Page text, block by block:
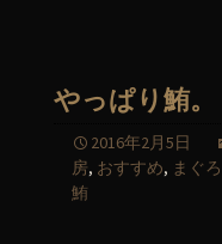
やっぱり鮪。
2016年2月5日
房, おすすめ, まぐろ
鮪